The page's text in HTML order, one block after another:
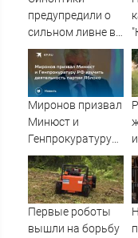
предупредили о
сильном ливне в
Москве 7 августа
Миронов призвал
Минюст и
Генпрокуратуру
РФ изучить
деятельность
партии Яблоко
Первые роботы
вышли на борьбу